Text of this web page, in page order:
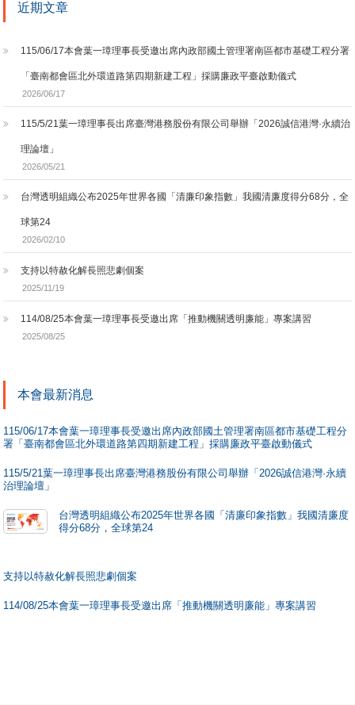
近期文章
115/06/17本會葉一璋理事長受邀出席內政部國土管理署南區都市基礎工程分署
「臺南都會區北外環道路第四期新建工程」採購廉政平臺啟動儀式
2026/06/17
115/5/21葉一璋理事長出席臺灣港務股份有限公司舉辦「2026誠信港灣·永續治
理論壇」
2026/05/21
台灣透明組織公布2025年世界各國「清廉印象指數」我國清廉度得分68分，全
球第24
2026/02/10
支持以特赦化解長照悲劇個案
2025/11/19
114/08/25本會葉一璋理事長受邀出席「推動機關透明廉能」專案講習
2025/08/25
本會最新消息
115/06/17本會葉一璋理事長受邀出席內政部國土管理署南區都市基礎工程分
署「臺南都會區北外環道路第四期新建工程」採購廉政平臺啟動儀式
115/5/21葉一璋理事長出席臺灣港務股份有限公司舉辦「2026誠信港灣·永續
治理論壇」
台灣透明組織公布2025年世界各國「清廉印象指數」我國清廉度
得分68分，全球第24
支持以特赦化解長照悲劇個案
114/08/25本會葉一璋理事長受邀出席「推動機關透明廉能」專案講習